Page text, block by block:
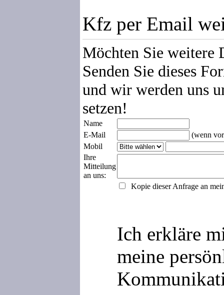
Kfz per Email
Möchten Sie weitere
Senden Sie dieses
und wir werden uns
setzen!
Name
E-Mail
(wenn
Mobil
Ihre
Mitteilung
an uns:
Kopie dieser Anfrage an
Ich erkläre
meine